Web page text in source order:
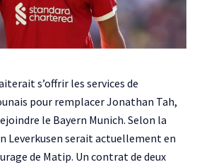
s’offrir les services de
pour remplacer Jonathan Tah,
le Bayern Munich. Selon la
Leverkusen serait actuellement en
de Matip. Un contrat de deux